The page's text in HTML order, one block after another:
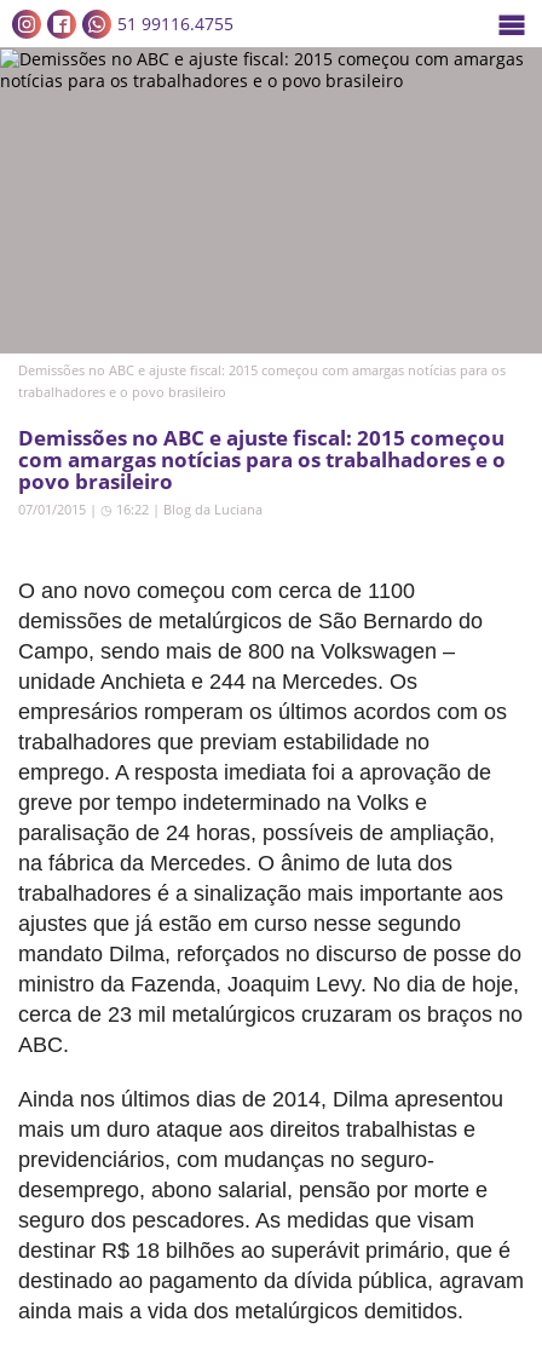
51 99116.4755
Demissões no ABC e ajuste fiscal: 2015 começou com amargas notícias para os
trabalhadores e o povo brasileiro
Demissões no ABC e ajuste fiscal: 2015 começou
com amargas notícias para os trabalhadores e o
povo brasileiro
07/01/2015 | ◷ 16:22 | Blog da Luciana
O ano novo começou com cerca de 1100
demissões de metalúrgicos de São Bernardo do
Campo, sendo mais de 800 na Volkswagen –
unidade Anchieta e 244 na Mercedes. Os
empresários romperam os últimos acordos com os
trabalhadores que previam estabilidade no
emprego. A resposta imediata foi a aprovação de
greve por tempo indeterminado na Volks e
paralisação de 24 horas, possíveis de ampliação,
na fábrica da Mercedes. O ânimo de luta dos
trabalhadores é a sinalização mais importante aos
ajustes que já estão em curso nesse segundo
mandato Dilma, reforçados no discurso de posse do
ministro da Fazenda, Joaquim Levy. No dia de hoje,
cerca de 23 mil metalúrgicos cruzaram os braços no
ABC.
Ainda nos últimos dias de 2014, Dilma apresentou
mais um duro ataque aos direitos trabalhistas e
previdenciários, com mudanças no seguro-
desemprego, abono salarial, pensão por morte e
seguro dos pescadores. As medidas que visam
destinar R$ 18 bilhões ao superávit primário, que é
destinado ao pagamento da dívida pública, agravam
ainda mais a vida dos metalúrgicos demitidos.